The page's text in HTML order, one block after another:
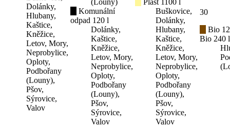
Dolánky,
Hlubany,
Kaštice,
Kněžice,
Letov, Mory,
Neprobylice,
Oploty,
Podbořany
(Louny),
Pšov,
Sýrovice,
Valov
(Louny)
Komunální
odpad 120 l
Dolánky,
Kaštice,
Kněžice,
Letov, Mory,
Neprobylice,
Oploty,
Podbořany
(Louny),
Pšov,
Sýrovice,
Valov
Plast 1100 l
Buškovice,
Dolánky,
Hlubany,
Kaštice,
Kněžice,
Letov, Mory,
Neprobylice,
Oploty,
Podbořany
(Louny),
Pšov,
Sýrovice,
Valov
30
Bio
Bio 240 l